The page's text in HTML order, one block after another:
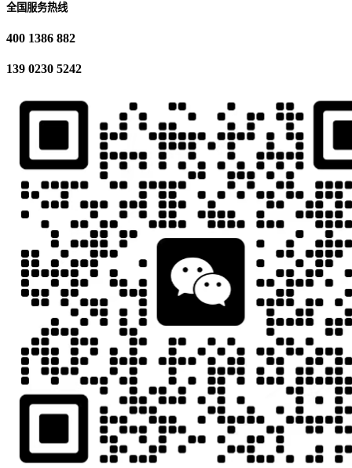
全国服务热线
400 1386 882
139 0230 5242